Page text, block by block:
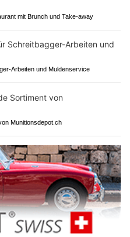
mit Brunch und Take-away
Arbeiten und Muldenservice
Munitionsdepot.ch